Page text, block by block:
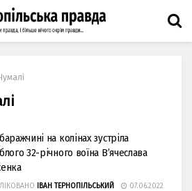
нa колінaх зустрілa
32-річного воїнa В’ячеслaвa
ІВАН ТЕРНОПІЛЬСЬКИЙ 07.06.2022